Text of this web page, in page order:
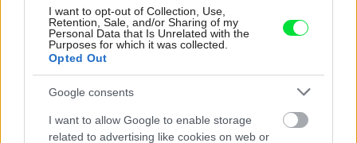
I want to opt-out of Collection, Use,
Retention, Sale, and/or Sharing of my
Personal Data that Is Unrelated with the
Purposes for which it was collected.
Opted Out
Google consents
I want to allow Google to enable storage
related to advertising like cookies on web or
držia reproduktor vo všetkých smeroch. Matrix pomáha
tvoriť pevné, inertné a tiché reproduktory. Modely 805 D4
a 804 D4 sú vybavené reverznou ozvučnicou, ktorá bola
predtým vyhradená pre väčšie stĺpové modely série
Diamond. Každý model má teraz na vnútornej strane
skrine hliníkový plech, vystužujúci ozvučnicu. Oba nové